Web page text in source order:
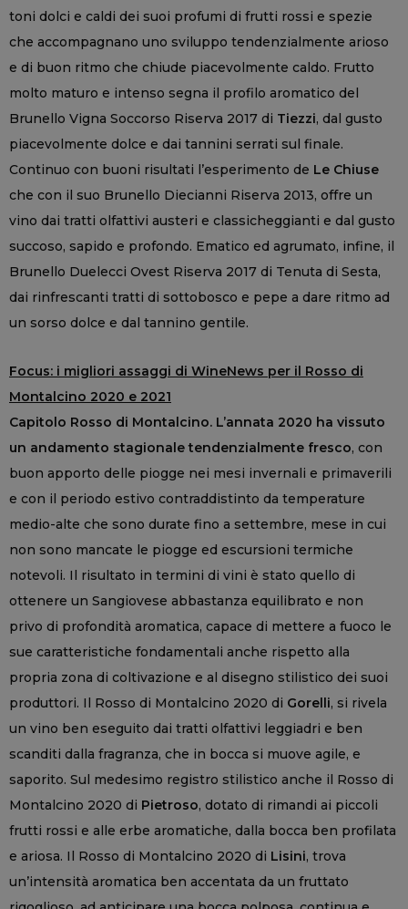
toni dolci e caldi dei suoi profumi di frutti rossi e spezie
che accompagnano uno sviluppo tendenzialmente arioso
e di buon ritmo che chiude piacevolmente caldo. Frutto
molto maturo e intenso segna il profilo aromatico del
Brunello Vigna Soccorso Riserva 2017 di Tiezzi, dal gusto
piacevolmente dolce e dai tannini serrati sul finale.
Continuo con buoni risultati l’esperimento de Le Chiuse
che con il suo Brunello Diecianni Riserva 2013, offre un
vino dai tratti olfattivi austeri e classicheggianti e dal gusto
succoso, sapido e profondo. Ematico ed agrumato, infine, il
Brunello Duelecci Ovest Riserva 2017 di Tenuta di Sesta,
dai rinfrescanti tratti di sottobosco e pepe a dare ritmo ad
un sorso dolce e dal tannino gentile.
Focus: i migliori assaggi di WineNews per il Rosso di
Montalcino 2020 e 2021
Capitolo Rosso di Montalcino. L’annata 2020 ha vissuto
un andamento stagionale tendenzialmente fresco, con
buon apporto delle piogge nei mesi invernali e primaverili
e con il periodo estivo contraddistinto da temperature
medio-alte che sono durate fino a settembre, mese in cui
non sono mancate le piogge ed escursioni termiche
notevoli. Il risultato in termini di vini è stato quello di
ottenere un Sangiovese abbastanza equilibrato e non
privo di profondità aromatica, capace di mettere a fuoco le
sue caratteristiche fondamentali anche rispetto alla
propria zona di coltivazione e al disegno stilistico dei suoi
produttori. Il Rosso di Montalcino 2020 di Gorelli, si rivela
un vino ben eseguito dai tratti olfattivi leggiadri e ben
scanditi dalla fragranza, che in bocca si muove agile, e
saporito. Sul medesimo registro stilistico anche il Rosso di
Montalcino 2020 di Pietroso, dotato di rimandi ai piccoli
frutti rossi e alle erbe aromatiche, dalla bocca ben profilata
e ariosa. Il Rosso di Montalcino 2020 di Lisini, trova
un’intensità aromatica ben accentata da un fruttato